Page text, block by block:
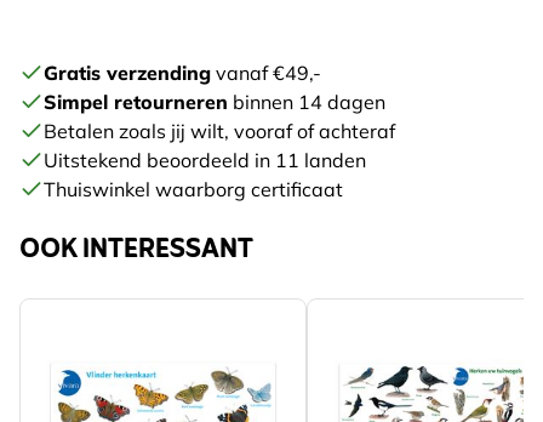
Gratis verzending vanaf €49,-
Simpel retourneren binnen 14 dagen
Betalen zoals jij wilt, vooraf of achteraf
Uitstekend beoordeeld in 11 landen
Thuiswinkel waarborg certificaat
OOK INTERESSANT